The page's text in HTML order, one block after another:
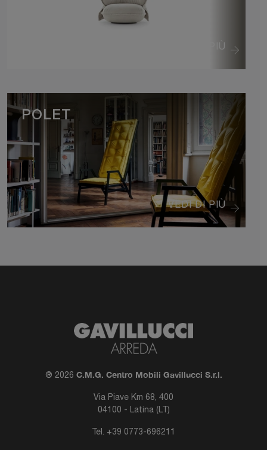
VEDI DI PIÙ
VEDI DI PIÙ
POLET
® 2026 C.M.G. Centro Mobili Gavillucci S.r.l.
Via Piave Km 68, 400
04100 - Latina (LT)
Tel. +39 0773-696211